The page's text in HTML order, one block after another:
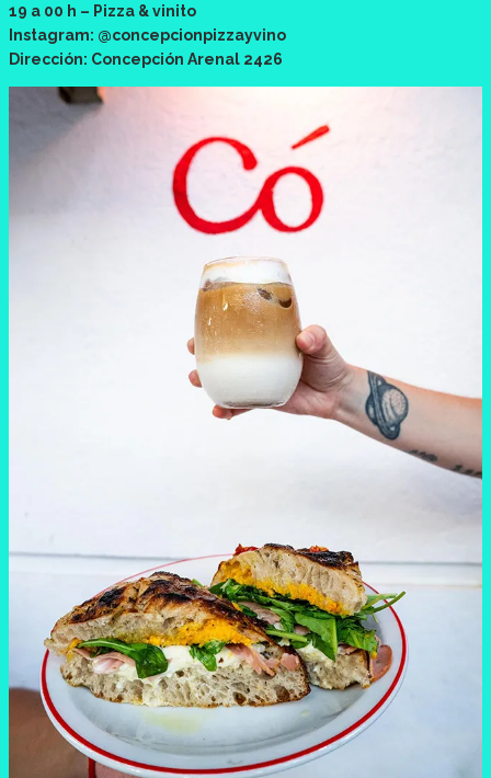
19 a 00 h – Pizza & vinito
Instagram: @concepcionpizzayvino
Dirección: Concepción Arenal 2426